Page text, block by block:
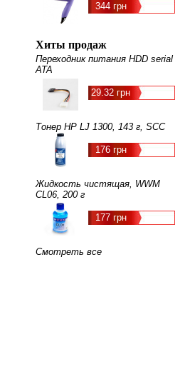
344 грн
Хиты продаж
Переходник питания HDD serial
ATA
29.32 грн
Тонер HP LJ 1300, 143 г, SCC
176 грн
Жидкость чистящая, WWM
CL06, 200 г
177 грн
Смотреть все